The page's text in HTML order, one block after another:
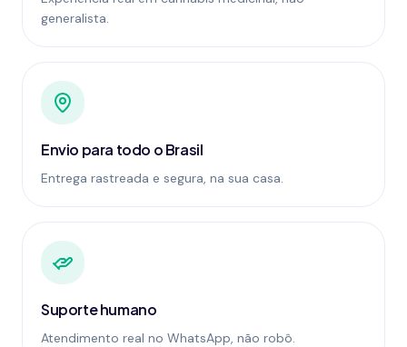
generalista.
Envio para todo o Brasil
Entrega rastreada e segura, na sua casa.
Suporte humano
Atendimento real no WhatsApp, não robô.